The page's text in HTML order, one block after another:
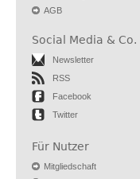
AGB
Social Media & Co.
Newsletter
RSS
Facebook
Twitter
Für Nutzer
Mitgliedschaft